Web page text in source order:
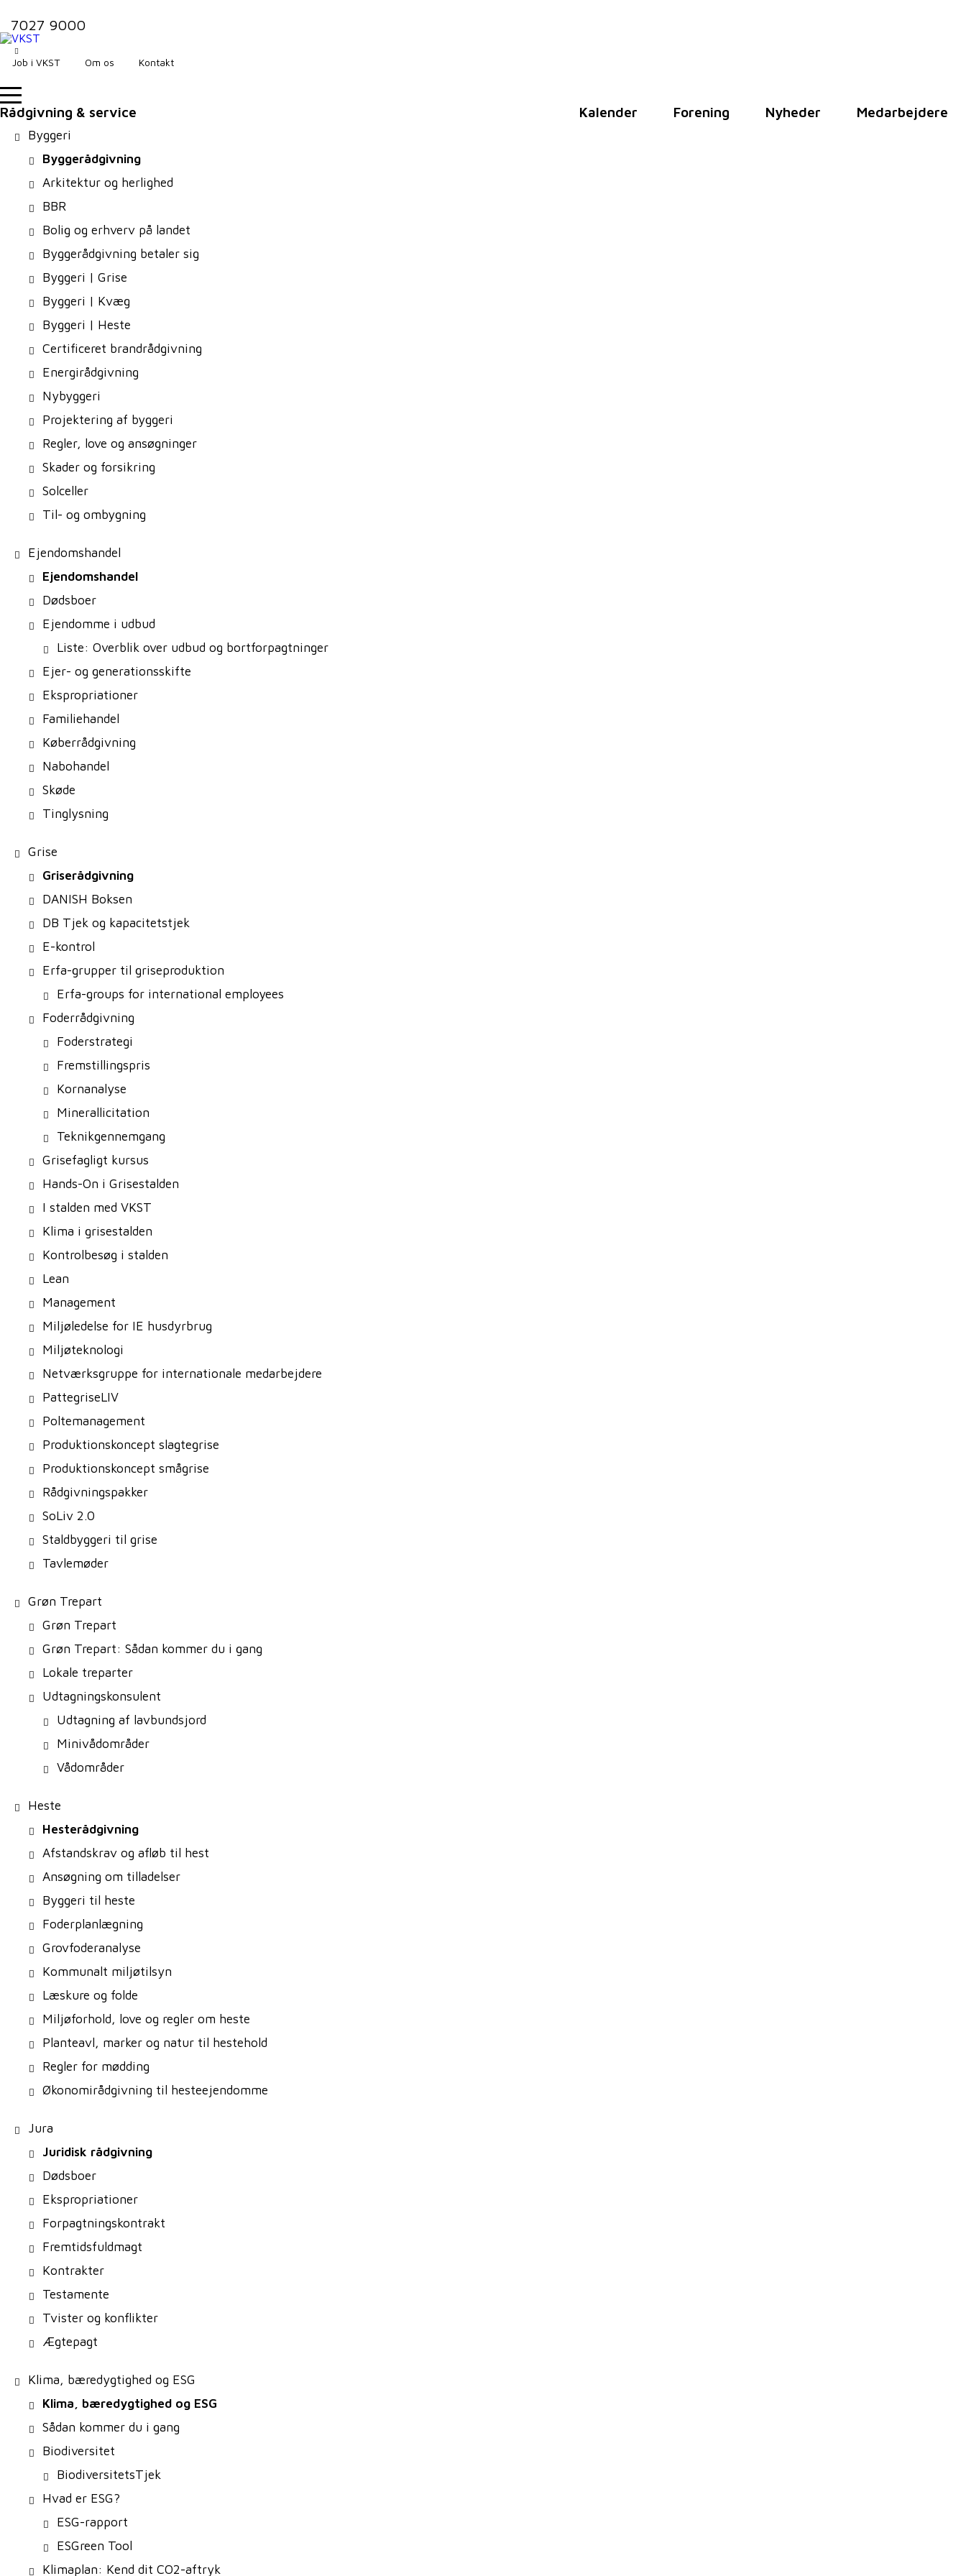
7027 9000
Job i VKST Om os Kontakt
Rådgivning & service
Byggeri
Byggerådgivning
Arkitektur og herlighed
BBR
Bolig og erhverv på landet
Byggerådgivning betaler sig
Byggeri | Grise
Byggeri | Kvæg
Byggeri | Heste
Certificeret brandrådgivning
Energirådgivning
Nybyggeri
Projektering af byggeri
Regler, love og ansøgninger
Skader og forsikring
Solceller
Til- og ombygning
Ejendomshandel
Ejendomshandel
Dødsboer
Ejendomme i udbud
Liste: Overblik over udbud og bortforpagtninger
Ejer- og generationsskifte
Ekspropriationer
Familiehandel
Køberrådgivning
Nabohandel
Skøde
Tinglysning
Grise
Griserådgivning
DANISH Boksen
DB Tjek og kapacitetstjek
E-kontrol
Erfa-grupper til griseproduktion
Erfa-groups for international employees
Foderrådgivning
Foderstrategi
Fremstillingspris
Kornanalyse
Minerallicitation
Teknikgennemgang
Grisefagligt kursus
Hands-On i Grisestalden
I stalden med VKST
Klima i grisestalden
Kontrolbesøg i stalden
Lean
Management
Miljøledelse for IE husdyrbrug
Miljøteknologi
Netværksgruppe for internationale medarbejdere
PattegriseLIV
Poltemanagement
Produktionskoncept slagtegrise
Produktionskoncept smågrise
Rådgivningspakker
SoLiv 2.0
Staldbyggeri til grise
Tavlemøder
Grøn Trepart
Grøn Trepart
Grøn Trepart: Sådan kommer du i gang
Lokale treparter
Udtagningskonsulent
Udtagning af lavbundsjord
Minivådområder
Vådområder
Heste
Hesterådgivning
Afstandskrav og afløb til hest
Ansøgning om tilladelser
Byggeri til heste
Foderplanlægning
Grovfoderanalyse
Kommunalt miljøtilsyn
Læskure og folde
Miljøforhold, love og regler om heste
Planteavl, marker og natur til hestehold
Regler for mødding
Økonomirådgivning til hesteejendomme
Jura
Juridisk rådgivning
Dødsboer
Ekspropriationer
Forpagtningskontrakt
Fremtidsfuldmagt
Kontrakter
Testamente
Tvister og konflikter
Ægtepagt
Klima, bæredygtighed og ESG
Klima, bæredygtighed og ESG
Sådan kommer du i gang
Biodiversitet
BiodiversitetsTjek
Hvad er ESG?
ESG-rapport
ESGreen Tool
Klimaplan: Kend dit CO2-aftryk
Kalender Forening Nyheder Medarbejdere